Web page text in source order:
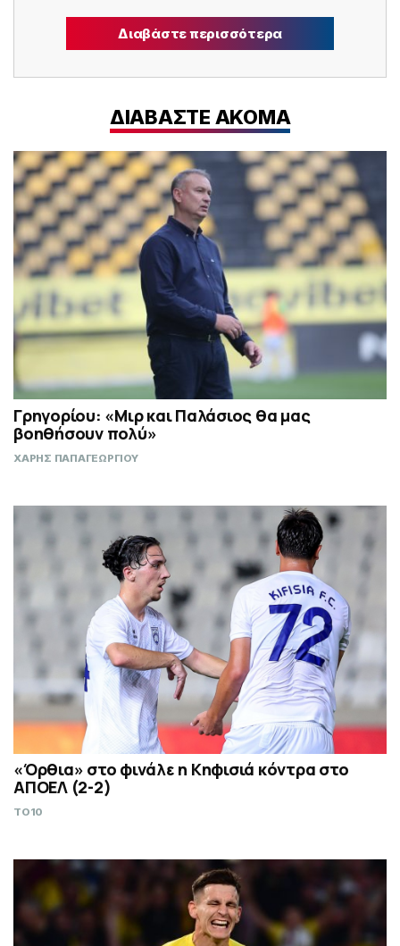
Διαβάστε περισσότερα
ΔΙΑΒΑΣΤΕ ΑΚΟΜΑ
Γρηγορίου: «Μιρ και Παλάσιος θα μας
βοηθήσουν πολύ»
ΧΑΡΗΣ ΠΑΠΑΓΕΩΡΓΙΟΥ
«Όρθια» στο φινάλε η Κηφισιά κόντρα στο
ΑΠΟΕΛ (2-2)
TO10